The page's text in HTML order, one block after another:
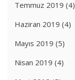
Temmuz 2019 (4)
Haziran 2019 (4)
Mayıs 2019 (5)
Nisan 2019 (4)